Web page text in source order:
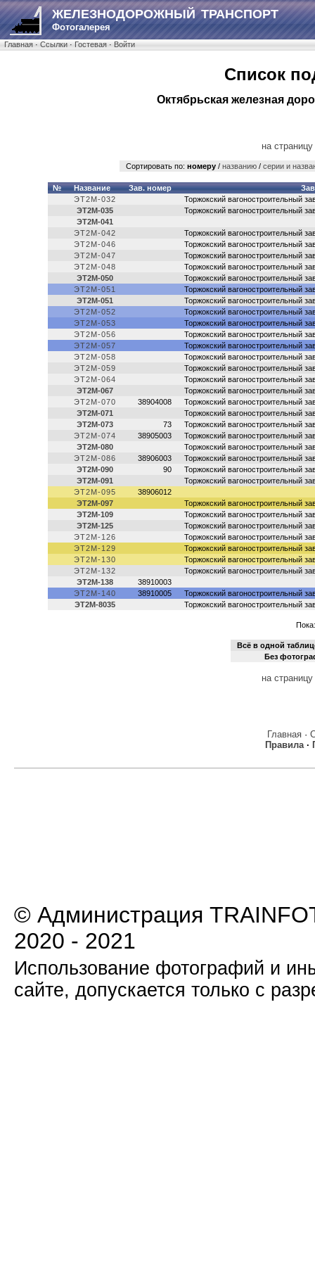
ЖЕЛЕЗНОДОРОЖНЫЙ ТРАНСПОРТ
Фотогалерея
Главная·Ссылки·Гостевая·Войти
Список
Октябрьская железная
на
Сортировать по: номеру/ названию/ серии и
№ Название Зав. номер
ЭТ2М-032
Торжокский вагоностроительный
ЭТ2М-035
Торжокский вагоностроительный
ЭТ2М-041
ЭТ2М-042
Торжокский вагоностроительный
ЭТ2М-046
Торжокский вагоностроительный
ЭТ2М-047
Торжокский вагоностроительный
ЭТ2М-048
Торжокский вагоностроительный
ЭТ2М-050
Торжокский вагоностроительный
ЭТ2М-051
Торжокский вагоностроительный
ЭТ2М-051
Торжокский вагоностроительный
ЭТ2М-052
Торжокский вагоностроительный
ЭТ2М-053
Торжокский вагоностроительный
ЭТ2М-056
Торжокский вагоностроительный
ЭТ2М-057
Торжокский вагоностроительный
ЭТ2М-058
Торжокский вагоностроительный
ЭТ2М-059
Торжокский вагоностроительный
ЭТ2М-064
Торжокский вагоностроительный
ЭТ2М-067
Торжокский вагоностроительный
ЭТ2М-070
38904008
Торжокский вагоностроительный
ЭТ2М-071
Торжокский вагоностроительный
ЭТ2М-073
73
Торжокский вагоностроительный
ЭТ2М-074
38905003
Торжокский вагоностроительный
ЭТ2М-080
Торжокский вагоностроительный
ЭТ2М-086
38906003
Торжокский вагоностроительный
ЭТ2М-090
90
Торжокский вагоностроительный
ЭТ2М-091
Торжокский вагоностроительный
ЭТ2М-095
38906012
ЭТ2М-097
Торжокский вагоностроительный
ЭТ2М-109
Торжокский вагоностроительный
ЭТ2М-125
Торжокский вагоностроительный
ЭТ2М-126
Торжокский вагоностроительный
ЭТ2М-129
Торжокский вагоностроительный
ЭТ2М-130
Торжокский вагоностроительный
ЭТ2М-132
Торжокский вагоностроительный
ЭТ2М-138
38910003
ЭТ2М-140
38910005
Торжокский вагоностроительный
ЭТ2М-8035
Торжокский вагоностроительный
Всё в одной
Без
на
Главная·
Правила·
© Администрация
2020 - 2021
Использование фотографий и
сайте, допускается только с